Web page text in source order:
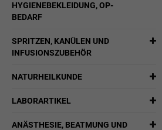
HYGIENEBEKLEIDUNG, OP-
BEDARF
SPRITZEN, KANÜLEN UND
INFUSIONSZUBEHÖR
NATURHEILKUNDE
LABORARTIKEL
ANÄSTHESIE, BEATMUNG UND